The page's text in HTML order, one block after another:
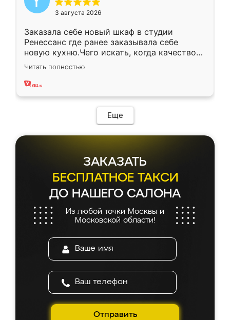
3 августа 2026
Заказала себе новый шкаф в студии
Ренессанс где ранее заказывала себе
новую кухню.Чего искать, когда качеством
вполне довольна. Служит кухня уже почти
два года, нареканий нет.
Читать полностью
Еще
ЗАКАЗАТЬ
БЕСПЛАТНОЕ ТАКСИ
ДО НАШЕГО САЛОНА
Из любой точки Москвы и
Московской области!
Отправить